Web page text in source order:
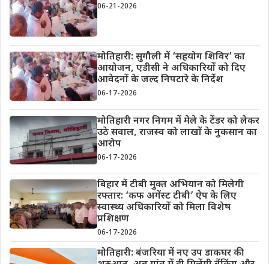
06-21-2026
मोतिहारी: सुगौली में ‘सहयोग शिविर’ का
आयोजन, एडीसी ने अधिकारियों को दिए
आवेदनों के जल्द निपटारे के निर्देश
06-17-2026
मोतिहारी नगर निगम में मेले के टेंडर को लेकर
उठे सवाल, राजस्व को लाखों के नुकसान का
आरोप
06-17-2026
बिहार में टीबी मुक्त अभियान को मिलेगी
रफ्तार: ‘कफ अगेंस्ट टीबी’ ऐप के लिए
स्वास्थ्य अधिकारियों को मिला विशेष
प्रशिक्षण
06-17-2026
मोतिहारी: बंजरिया में नए उप डाकघर की